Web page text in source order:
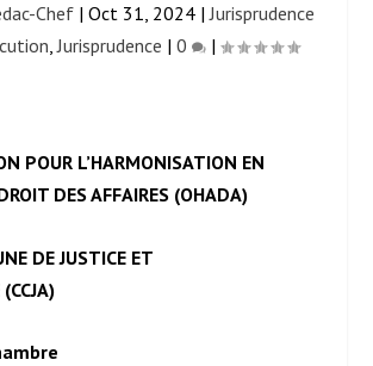
Chef| Oct 31, 2024|Jurisprudence
,Jurisprudence | 0 |
POUR L’HARMONISATION EN
DES AFFAIRES (OHADA)
DE JUSTICE ET
Chambre